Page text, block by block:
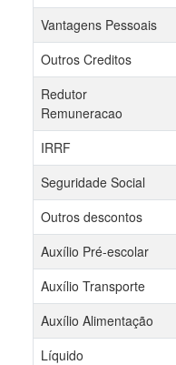
Vantagens Pessoais
Outros Creditos
Redutor
Remuneracao
IRRF
Seguridade Social
Outros descontos
Auxílio Pré-escolar
Auxílio Transporte
Auxílio Alimentação
Líquido